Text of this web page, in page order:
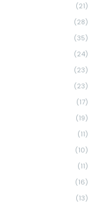
(21)
(28)
(35)
(24)
(23)
(23)
(17)
(19)
(11)
(10)
(11)
(16)
(13)